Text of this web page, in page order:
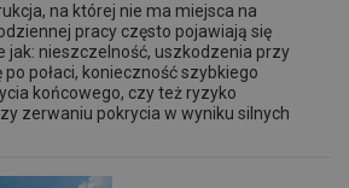
na której nie ma miejsca na
pracy często pojawiają się
jak: nieszczelność, uszkodzenia przy
po połaci, konieczność szybkiego
końcowego, czy też ryzyko
zerwaniu pokrycia w wyniku silnych